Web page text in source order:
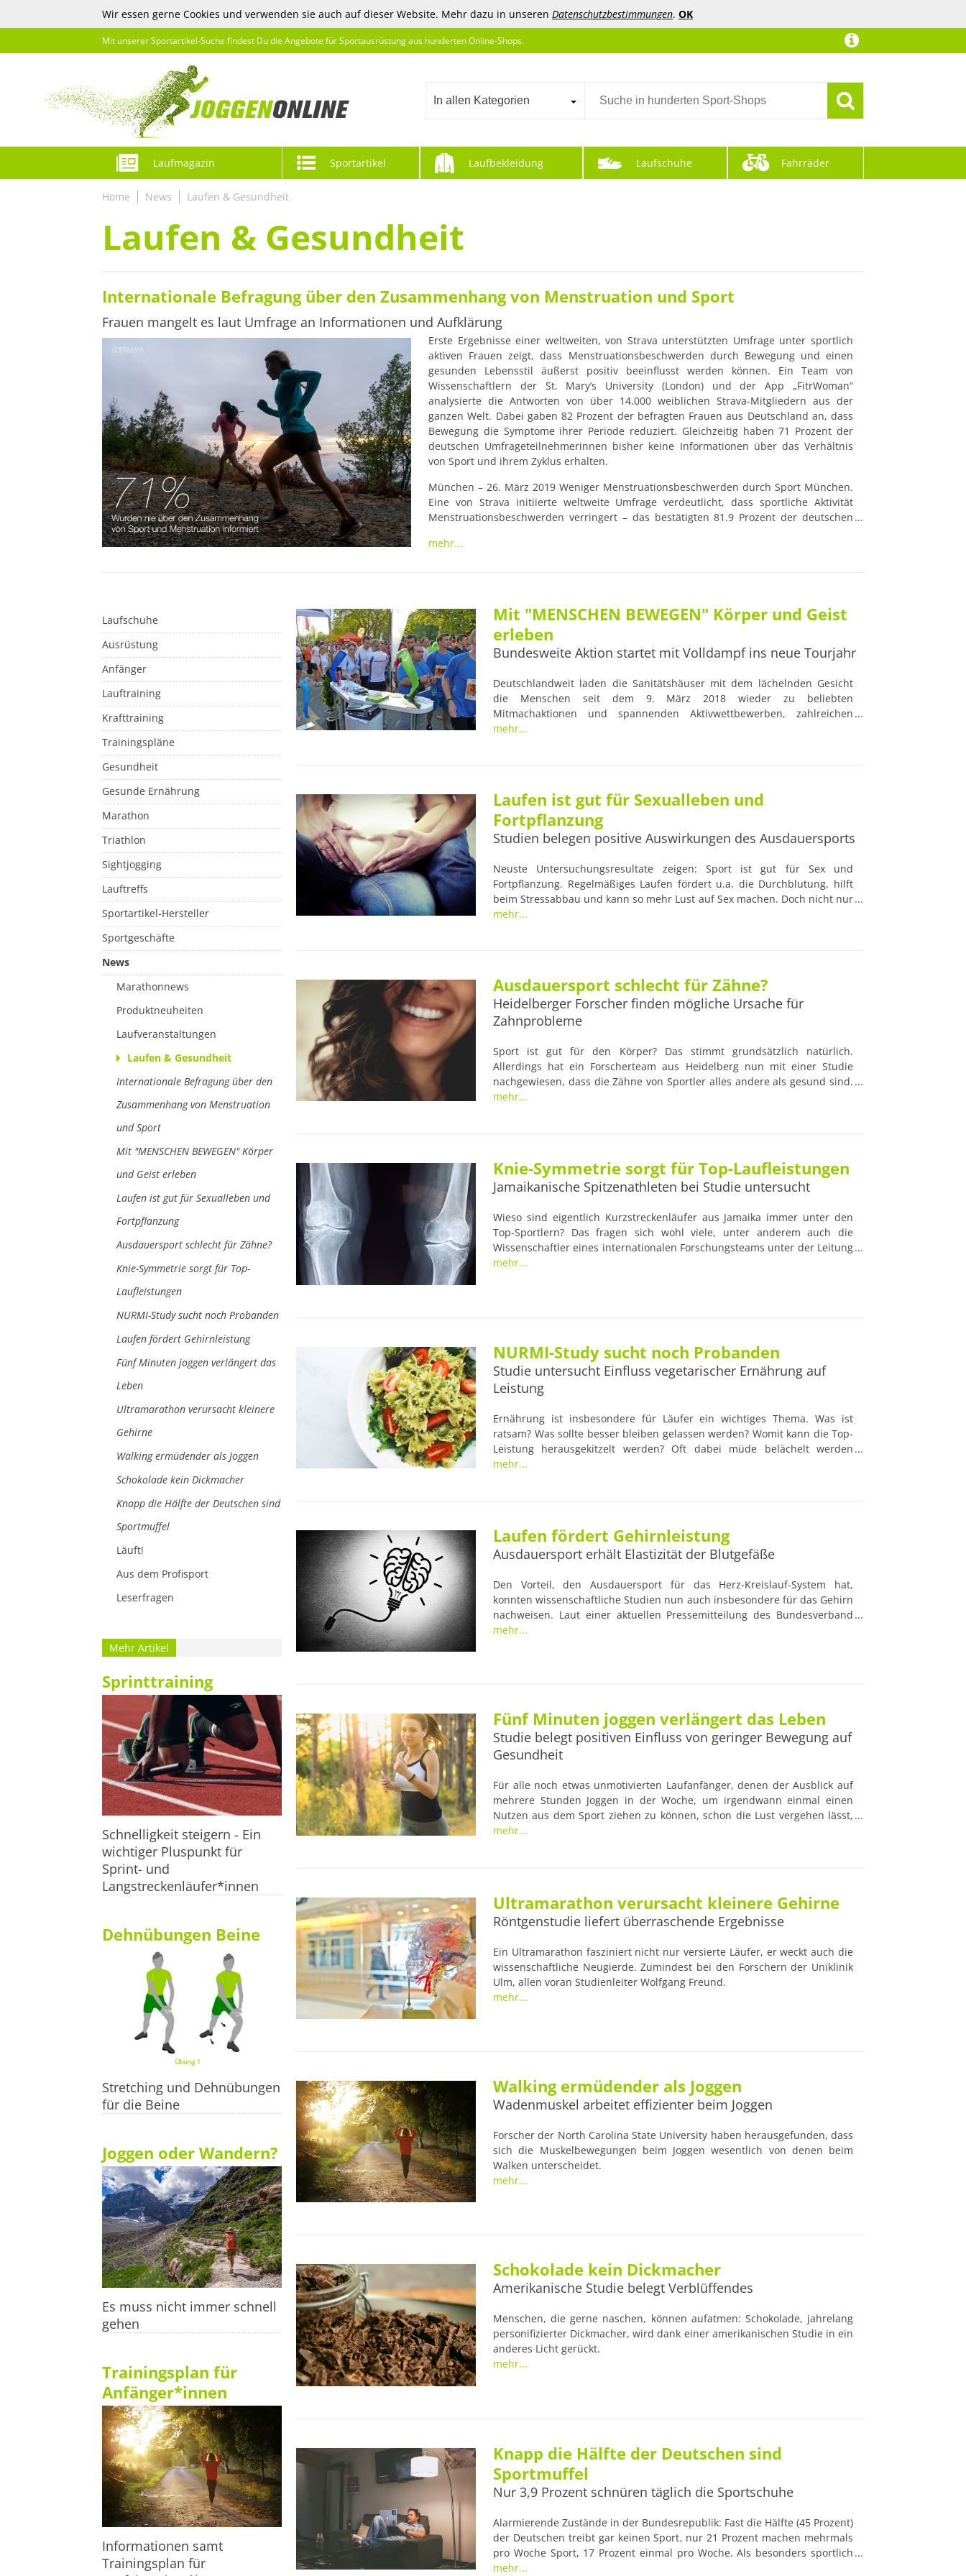
Wir essen gerne Cookies und verwenden sie auch auf dieser Website. Mehr dazu in unseren Datenschutzbestimmungen. OK
Mit unserer Sportartikel-Suche findest Du die Angebote für Sportausrüstung aus hunderten Online-Shops.
In allen Kategorien
Laufmagazin Sportartikel Laufbekleidung Laufschuhe Fahrräder
Home News Laufen & Gesundheit
Laufen & Gesundheit
Internationale Befragung über den Zusammenhang von Menstruation und Sport
Frauen mangelt es laut Umfrage an Informationen und Aufklärung
Erste Ergebnisse einer weltweiten, von Strava unterstützten Umfrage unter sportlich
aktiven Frauen zeigt, dass Menstruationsbeschwerden durch Bewegung und einen
gesunden Lebensstil äußerst positiv beeinflusst werden können. Ein Team von
Wissenschaftlern der St. Mary’s University (London) und der App „FitrWoman“
analysierte die Antworten von über 14.000 weiblichen Strava-Mitgliedern aus der
ganzen Welt. Dabei gaben 82 Prozent der befragten Frauen aus Deutschland an, dass
Bewegung die Symptome ihrer Periode reduziert. Gleichzeitig haben 71 Prozent der
deutschen Umfrageteilnehmerinnen bisher keine Informationen über das Verhältnis
von Sport und ihrem Zyklus erhalten.
München – 26. März 2019 Weniger Menstruationsbeschwerden durch Sport München.
Eine von Strava initiierte weltweite Umfrage verdeutlicht, dass sportliche Aktivität
Menstruationsbeschwerden verringert – das bestätigten 81.9 Prozent der deutschen
Trainingsintensität (Aktivitäten, bei denen noch eine Unterhaltung möglich ist) eine
Doch obwohl die Ergebnisse unterstreichen, dass sich Sport positiv auf die
Beschwerden auswirkt, ist nur wenigen Frauen der Zusammenhang zwischen
Menstruation und Sport bewusst. 71.3 Prozent
mehr...
Laufschuhe
Ausrüstung
Anfänger
Lauftraining
Krafttraining
Trainingspläne
Gesundheit
Gesunde Ernährung
Marathon
Triathlon
Sightjogging
Lauftreffs
Sportartikel-Hersteller
Sportgeschäfte
News
Marathonnews
Produktneuheiten
Laufveranstaltungen
Laufen & Gesundheit
Internationale Befragung über den
Zusammenhang von Menstruation
und Sport
Mit "MENSCHEN BEWEGEN" Körper
und Geist erleben
Laufen ist gut für Sexualleben und
Fortpflanzung
Ausdauersport schlecht für Zähne?
Knie-Symmetrie sorgt für Top-
Laufleistungen
NURMI-Study sucht noch Probanden
Laufen fördert Gehirnleistung
Fünf Minuten joggen verlängert das
Leben
Ultramarathon verursacht kleinere
Gehirne
Walking ermüdender als Joggen
Schokolade kein Dickmacher
Knapp die Hälfte der Deutschen sind
Sportmuffel
Läuft!
Aus dem Profisport
Leserfragen
Mehr Artikel
Sprinttraining
Schnelligkeit steigern - Ein
wichtiger Pluspunkt für
Sprint- und
Langstreckenläufer*innen
Dehnübungen Beine
Stretching und Dehnübungen
für die Beine
Joggen oder Wandern?
Es muss nicht immer schnell
gehen
Trainingsplan für
Anfänger*innen
Informationen samt
Trainingsplan für
Mit "MENSCHEN BEWEGEN" Körper und Geist
erleben
Bundesweite Aktion startet mit Volldampf ins neue Tourjahr
Deutschlandweit laden die Sanitätshäuser mit dem lächelnden Gesicht
die Menschen seit dem 9. März 2018 wieder zu beliebten
Mitmachaktionen und spannenden Aktivwettbewerben, zahlreichen
Gesundheitsanalysen sowie die Chance auf Gewinnspielpreise im
mehr...
Laufen ist gut für Sexualleben und
Fortpflanzung
Studien belegen positive Auswirkungen des Ausdauersports
Neuste Untersuchungsresultate zeigen: Sport ist gut für Sex und
Fortpflanzung. Regelmäßiges Laufen fördert u.a. die Durchblutung, hilft
beim Stressabbau und kann so mehr Lust auf Sex machen. Doch nicht nur
das. Regelmäßiges Lauftraining hat außerdem einen positiven Effekt auf
mehr...
Ausdauersport schlecht für Zähne?
Heidelberger Forscher finden mögliche Ursache für
Zahnprobleme
Sport ist gut für den Körper? Das stimmt grundsätzlich natürlich.
Allerdings hat ein Forscherteam aus Heidelberg nun mit einer Studie
nachgewiesen, dass die Zähne von Sportler alles andere als gesund sind.
Anlass dafür war eine zahnmedizinische Untersuchung aus dem Jahre
mehr...
Knie-Symmetrie sorgt für Top-Laufleistungen
Jamaikanische Spitzenathleten bei Studie untersucht
Wieso sind eigentlich Kurzstreckenläufer aus Jamaika immer unter den
Top-Sportlern? Das fragen sich wohl viele, unter anderem auch die
Wissenschaftler eines internationalen Forschungsteams unter der Leitung
der amerikanischen Rutgers University. In einer Untersuchung fanden sie
mehr...
NURMI-Study sucht noch Probanden
Studie untersucht Einfluss vegetarischer Ernährung auf
Leistung
Ernährung ist insbesondere für Läufer ein wichtiges Thema. Was ist
ratsam? Was sollte besser bleiben gelassen werden? Womit kann die Top-
Leistung herausgekitzelt werden? Oft dabei müde belächelt werden
vegetarisch bzw. vegan lebende Sportler – dabei zeugen prominente
mehr...
Laufen fördert Gehirnleistung
Ausdauersport erhält Elastizität der Blutgefäße
Den Vorteil, den Ausdauersport für das Herz-Kreislauf-System hat,
konnten wissenschaftliche Studien nun auch insbesondere für das Gehirn
nachweisen. Laut einer aktuellen Pressemitteilung des Bundesverband
Niedergelassener Kardiologen (BNK) geht es körperlich fitten Menschen
mehr...
Fünf Minuten joggen verlängert das Leben
Studie belegt positiven Einfluss von geringer Bewegung auf
Gesundheit
Für alle noch etwas unmotivierten Laufanfänger, denen der Ausblick auf
mehrere Stunden Joggen in der Woche, um irgendwann einmal einen
Nutzen aus dem Sport ziehen zu können, schon die Lust vergehen lässt,
gibt es nun Hoffnung: Eine amerikanische Studie hat bewiesen, dass
mehr...
Ultramarathon verursacht kleinere Gehirne
Röntgenstudie liefert überraschende Ergebnisse
Ein Ultramarathon fasziniert nicht nur versierte Läufer, er weckt auch die
wissenschaftliche Neugierde. Zumindest bei den Forschern der Uniklinik
Ulm, allen voran Studienleiter Wolfgang Freund.
mehr...
Walking ermüdender als Joggen
Wadenmuskel arbeitet effizienter beim Joggen
Forscher der North Carolina State University haben herausgefunden, dass
sich die Muskelbewegungen beim Joggen wesentlich von denen beim
Walken unterscheidet.
mehr...
Schokolade kein Dickmacher
Amerikanische Studie belegt Verblüffendes
Menschen, die gerne naschen, können aufatmen: Schokolade, jahrelang
personifizierter Dickmacher, wird dank einer amerikanischen Studie in ein
anderes Licht gerückt.
mehr...
Knapp die Hälfte der Deutschen sind
Sportmuffel
Nur 3,9 Prozent schnüren täglich die Sportschuhe
Alarmierende Zustände in der Bundesrepublik: Fast die Hälfte (45 Prozent)
der Deutschen treibt gar keinen Sport, nur 21 Prozent machen mehrmals
pro Woche Sport, 17 Prozent einmal pro Woche. Als besonders sportlich
aktiv zeigen sich lediglich 3,9 Prozent der Bundesbürger, sie schnüren
mehr...